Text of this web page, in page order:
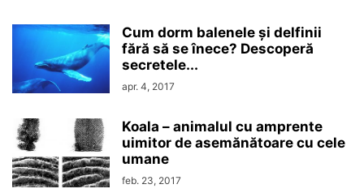
Cum dorm balenele și delfinii
fără să se înece? Descoperă
secretele...
apr. 4, 2017
Koala – animalul cu amprente
uimitor de asemănătoare cu cele
umane
feb. 23, 2017